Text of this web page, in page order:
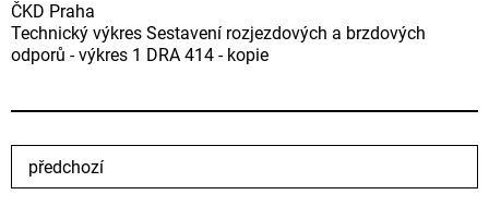
ČKD Praha
Technický výkres Sestavení rozjezdových a brzdových
odporů - výkres 1 DRA 414 - kopie
předchozí